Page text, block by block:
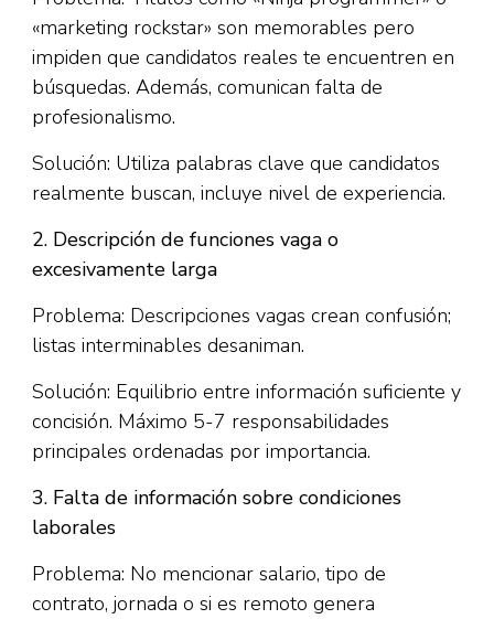
«marketing rockstar» son memorables pero
impiden que candidatos reales te encuentren en
búsquedas. Además, comunican falta de
profesionalismo.​
Solución: Utiliza palabras clave que candidatos
realmente buscan, incluye nivel de experiencia.
2. Descripción de funciones vaga o
excesivamente larga
Problema: Descripciones vagas crean confusión;
listas interminables desaniman.​
Solución: Equilibrio entre información suficiente y
concisión. Máximo 5-7 responsabilidades
principales ordenadas por importancia.
3. Falta de información sobre condiciones
laborales
Problema: No mencionar salario, tipo de
contrato, jornada o si es remoto genera